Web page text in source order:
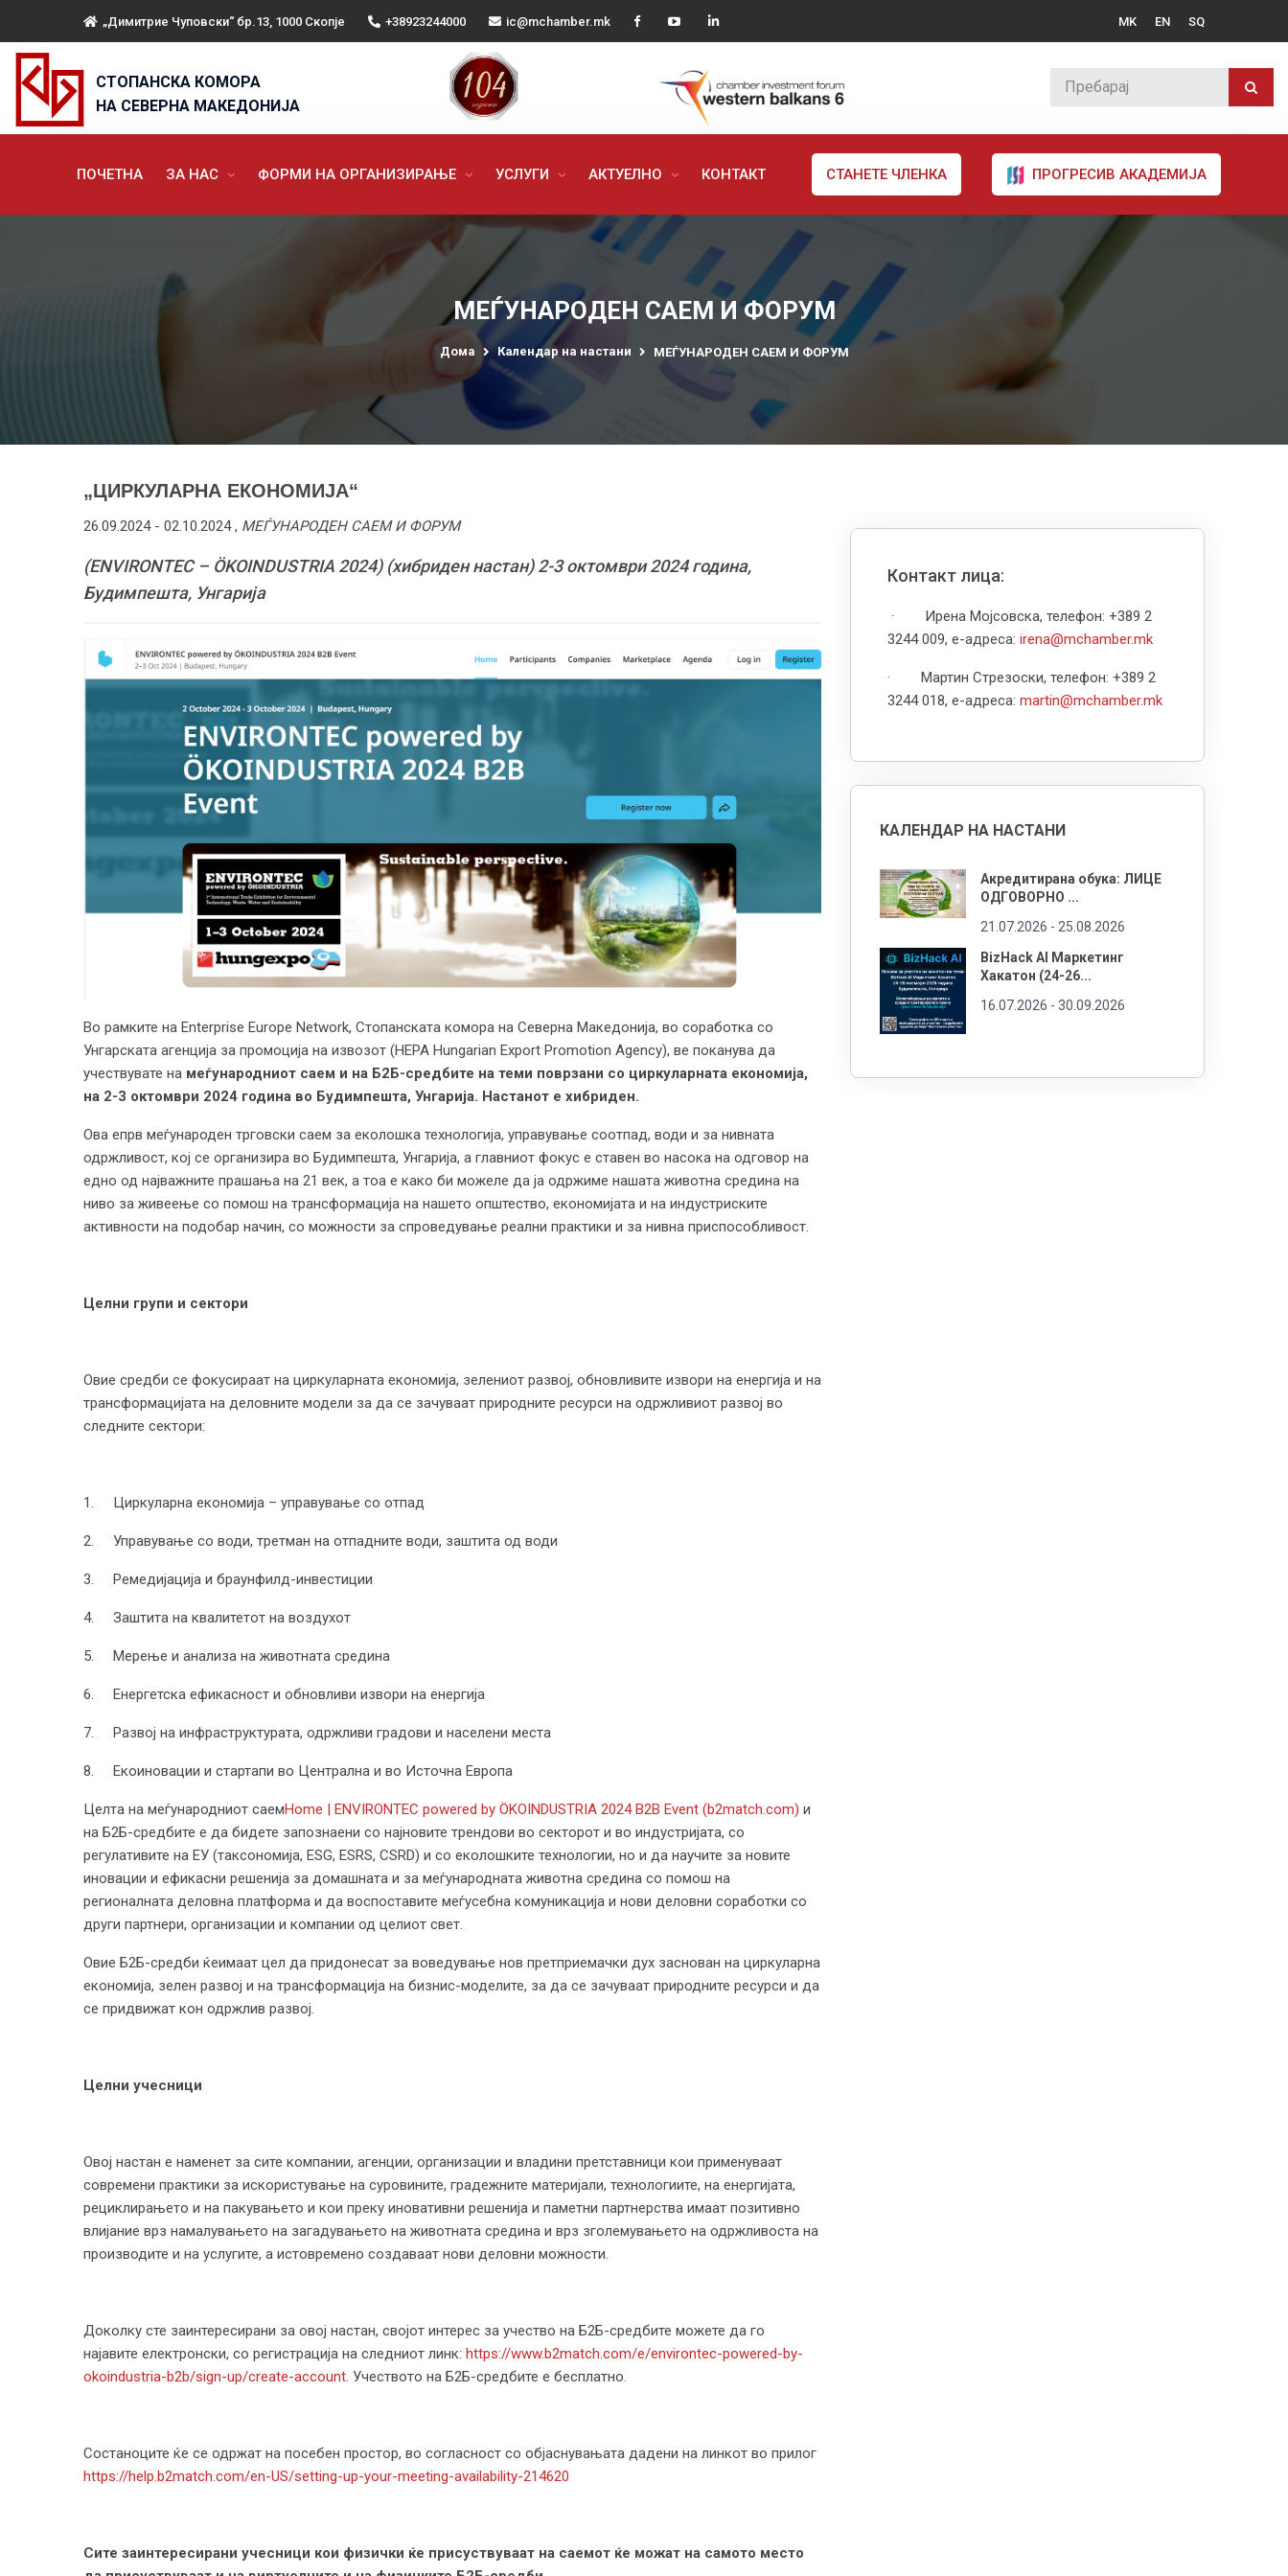
„Димитрие Чуповски“ бр.13, 1000 Скопје +38923244000 ic@mchamber.mk MK EN SQ
СТОПАНСКА КОМОРА
НА СЕВЕРНА МАКЕДОНИЈА
ПОЧЕТНА ЗА НАС ФОРМИ НА ОРГАНИЗИРАЊЕ УСЛУГИ АКТУЕЛНО КОНТАКТ СТАНЕТЕ ЧЛЕНКА ПРОГРЕСИВ АКАДЕМИЈА
МЕЃУНАРОДЕН САЕМ И ФОРУМ
Дома Календар на настани МЕЃУНАРОДЕН САЕМ И ФОРУМ
„ЦИРКУЛАРНА ЕКОНОМИЈА“
26.09.2024 - 02.10.2024, МЕЃУНАРОДЕН САЕМ И ФОРУМ
(ENVIRONTEC – ÖKOINDUSTRIA 2024) (хибриден настан) 2-3 октомври 2024 година,
Будимпешта, Унгарија
Во рамките на Enterprise Europe Network, Стопанската комора на Северна Македонија, во соработка со
Унгарската агенција за промоција на извозот (HEPA Hungarian Export Promotion Agency), ве поканува да
учествувате на меѓународниот саем и на Б2Б-средбите на теми поврзани со циркуларната економија,
на 2-3 октомври 2024 година во Будимпешта, Унгарија. Настанот е хибриден.
Ова епрв меѓународен трговски саем за еколошка технологија, управување соотпад, води и за нивната
одржливост, кој се организира во Будимпешта, Унгарија, а главниот фокус е ставен во насока на одговор на
едно од најважните прашања на 21 век, а тоа е како би можеле да ја одржиме нашата животна средина на
ниво за живеење со помош на трансформација на нашето општество, економијата и на индустриските
активности на подобар начин, со можности за спроведување реални практики и за нивна приспособливост.
Целни групи и сектори
Овие средби се фокусираат на циркуларната економија, зелениот развој, обновливите извори на енергија и на
трансформацијата на деловните модели за да се зачуваат природните ресурси на одржливиот развој во
следните сектори:
1. Циркуларна економија – управување со отпад
2. Управување со води, третман на отпадните води, заштита од води
3. Ремедијација и браунфилд-инвестиции
4. Заштита на квалитетот на воздухот
5. Мерење и анализа на животната средина
6. Енергетска ефикасност и обновливи извори на енергија
7. Развој на инфраструктурата, одржливи градови и населени места
8. Екоиновации и стартапи во Централна и во Источна Европа
Целта на меѓународниот саемHome | ENVIRONTEC powered by ÖKOINDUSTRIA 2024 B2B Event (b2match.com) и
на Б2Б-средбите е да бидете запознаени со најновите трендови во секторот и во индустријата, со
регулативите на ЕУ (таксономија, ESG, ESRS, CSRD) и со еколошките технологии, но и да научите за новите
иновации и ефикасни решенија за домашната и за меѓународната животна средина со помош на
регионалната деловна платформа и да воспоставите меѓусебна комуникација и нови деловни соработки со
други партнери, организации и компании од целиот свет.
Овие Б2Б-средби ќеимаат цел да придонесат за воведување нов претприемачки дух заснован на циркуларна
економија, зелен развој и на трансформација на бизнис-моделите, за да се зачуваат природните ресурси и да
се придвижат кон одржлив развој.
Целни учесници
Овој настан е наменет за сите компании, агенции, организации и владини претставници кои применуваат
современи практики за искористување на суровините, градежните материјали, технологиите, на енергијата,
рециклирањето и на пакувањето и кои преку иновативни решенија и паметни партнерства имаат позитивно
влијание врз намалувањето на загадувањето на животната средина и врз зголемувањето на одржливоста на
производите и на услугите, а истовремено создаваат нови деловни можности.
Доколку сте заинтересирани за овој настан, својот интерес за учество на Б2Б-средбите можете да го
најавите електронски, со регистрација на следниот линк: https://www.b2match.com/e/environtec-powered-by-
okoindustria-b2b/sign-up/create-account. Учеството на Б2Б-средбите е бесплатно.
Состаноците ќе се одржат на посебен простор, во согласност со објаснувањата дадени на линкот во прилог
https://help.b2match.com/en-US/setting-up-your-meeting-availability-214620
Сите заинтересирани учесници кои физички ќе присуствуваат на саемот ќе можат на самото место
Контакт лица:
· Ирена Мојсовска, телефон: +389 2
3244 009, е-адреса: irena@mchamber.mk
· Мартин Стрезоски, телефон: +389 2
3244 018, е-адреса: martin@mchamber.mk
КАЛЕНДАР НА НАСТАНИ
Акредитирана обука: ЛИЦЕ
ОДГОВОРНО ...
21.07.2026 - 25.08.2026
BizHack AI Маркетинг
Хакатон (24-26...
16.07.2026 - 30.09.2026